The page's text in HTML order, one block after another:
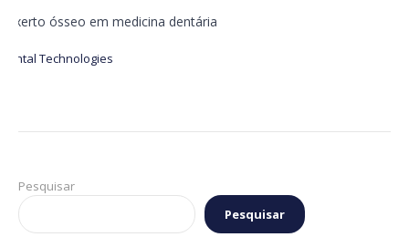
Enxerto ósseo em medicina dentária
Dental Technologies
Pesquisar
Pesquisar